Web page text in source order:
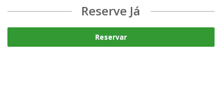
Reserve Já
Reservar